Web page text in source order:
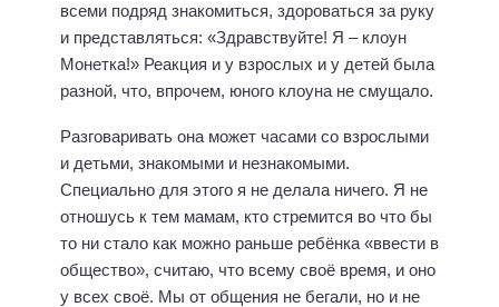
всеми подряд знакомиться, здороваться за руку
и представляться: «Здравствуйте! Я – клоун
Монетка!» Реакция и у взрослых и у детей была
разной, что, впрочем, юного клоуна не смущало.
Разговаривать она может часами со взрослыми
и детьми, знакомыми и незнакомыми.
Специально для этого я не делала ничего. Я не
отношусь к тем мамам, кто стремится во что бы
то ни стало как можно раньше ребёнка «ввести в
общество», считаю, что всему своё время, и оно
у всех своё. Мы от общения не бегали, но и не